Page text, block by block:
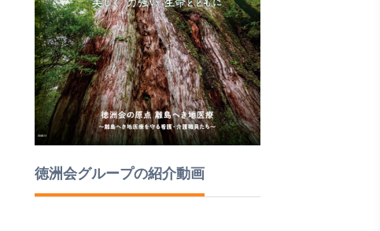
徳洲会グループの紹介動画